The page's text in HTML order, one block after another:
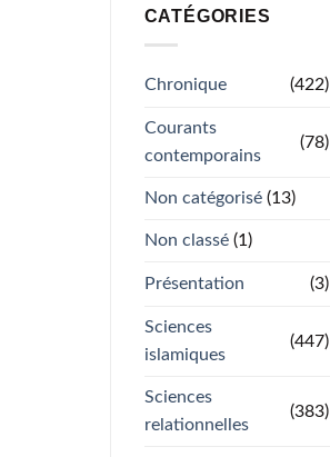
CATÉGORIES
Chronique (422)
Courants
contemporains
(78)
Non catégorisé(13)
Non classé(1)
Présentation (3)
Sciences
islamiques
(447)
Sciences
relationnelles
(383)